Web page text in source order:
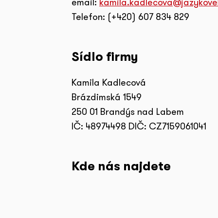
email:
Telefon: (+420) 607 834 829
Sídlo firmy
Kamila Kadlecová
Brázdimská 1549
250 01 Brandýs nad Labem
IČ: 48974498 DIČ: CZ7159061041
Kde nás najdete